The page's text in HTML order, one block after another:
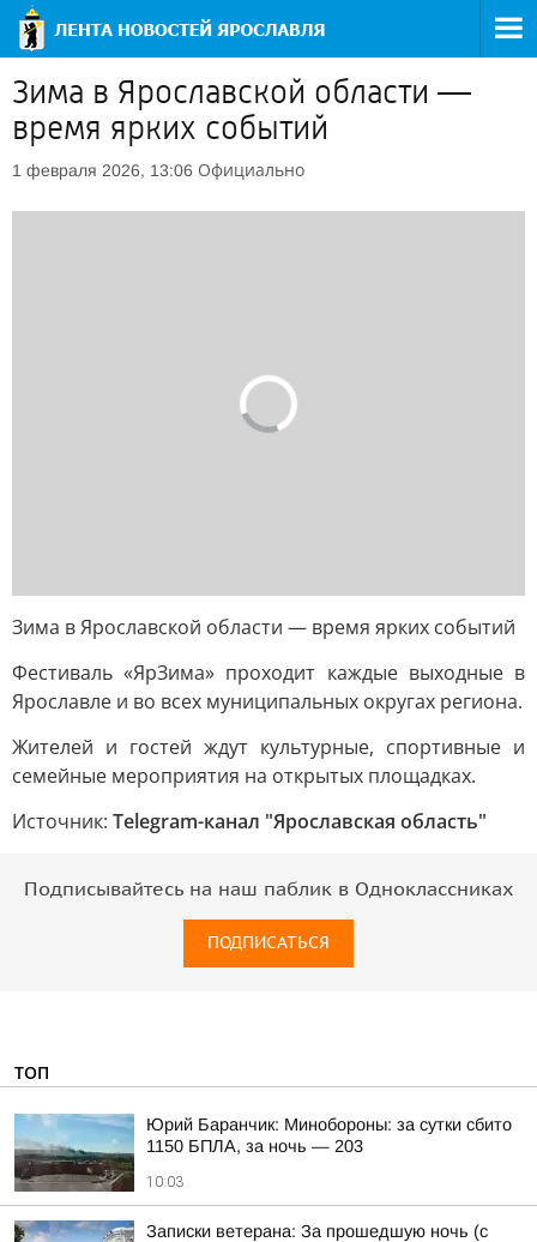
Зима в Ярославской области —
время ярких событий
1 февраля 2026, 13:06 Официально
Зима в Ярославской области — время ярких событий
Фестиваль «ЯрЗима» проходит каждые выходные в
Ярославле и во всех муниципальных округах региона.
Жителей и гостей ждут культурные, спортивные и
семейные мероприятия на открытых площадках.
Источник: Telegram-канал "Ярославская область"
Подписывайтесь на наш паблик в Одноклассниках
ПОДПИСАТЬСЯ
ТОП
Юрий Баранчик: Минобороны: за сутки сбито
1150 БПЛА, за ночь — 203
10:03
Записки ветерана: За прошедшую ночь (с